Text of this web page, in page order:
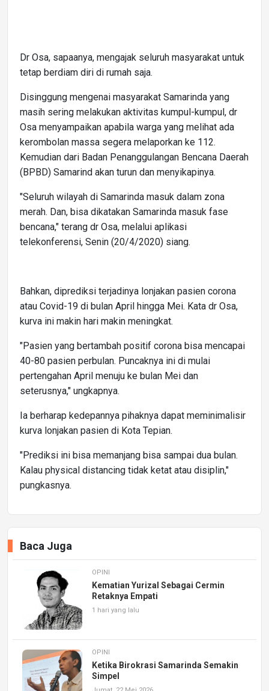
Dr Osa, sapaanya, mengajak seluruh masyarakat untuk
tetap berdiam diri di rumah saja.
Disinggung mengenai masyarakat Samarinda yang
masih sering melakukan aktivitas kumpul-kumpul, dr
Osa menyampaikan apabila warga yang melihat ada
kerombolan massa segera melaporkan ke 112.
Kemudian dari Badan Penanggulangan Bencana Daerah
(BPBD) Samarind akan turun dan menyikapinya.
"Seluruh wilayah di Samarinda masuk dalam zona
merah. Dan, bisa dikatakan Samarinda masuk fase
bencana," terang dr Osa, melalui aplikasi
telekonferensi, Senin (20/4/2020) siang.
Bahkan, diprediksi terjadinya lonjakan pasien corona
atau Covid-19 di bulan April hingga Mei. Kata dr Osa,
kurva ini makin hari makin meningkat.
"Pasien yang bertambah positif corona bisa mencapai
40-80 pasien perbulan. Puncaknya ini di mulai
pertengahan April menuju ke bulan Mei dan
seterusnya," ungkapnya.
Ia berharap kedepannya pihaknya dapat meminimalisir
kurva lonjakan pasien di Kota Tepian.
"Prediksi ini bisa memanjang bisa sampai dua bulan.
Kalau physical distancing tidak ketat atau disiplin,"
pungkasnya.
Baca Juga
OPINI
Kematian Yurizal Sebagai Cermin
Retaknya Empati
1 hari yang lalu
OPINI
Ketika Birokrasi Samarinda Semakin
Simpel